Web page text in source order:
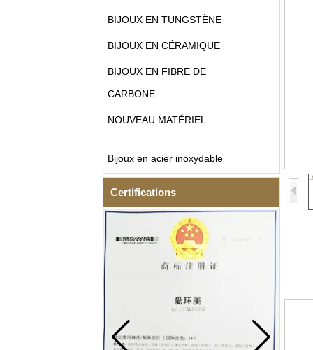
BIJOUX EN TUNGSTÈNE
BIJOUX EN CÉRAMIQUE
BIJOUX EN FIBRE DE
CARBONE
NOUVEAU MATÉRIEL
Bijoux en acier inoxydable
Certifications